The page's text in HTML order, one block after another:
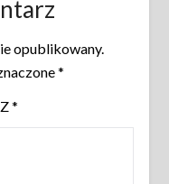
opublikowany.
*
*